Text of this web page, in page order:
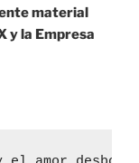
material
y la Empresa